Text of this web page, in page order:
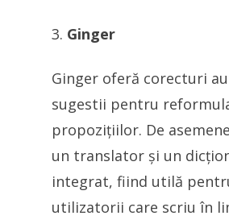
Ginger
Ginger oferă corecturi
sugestii pentru
propozițiilor. De
un translator și un
integrat, fiind utilă
utilizatorii care scriu în